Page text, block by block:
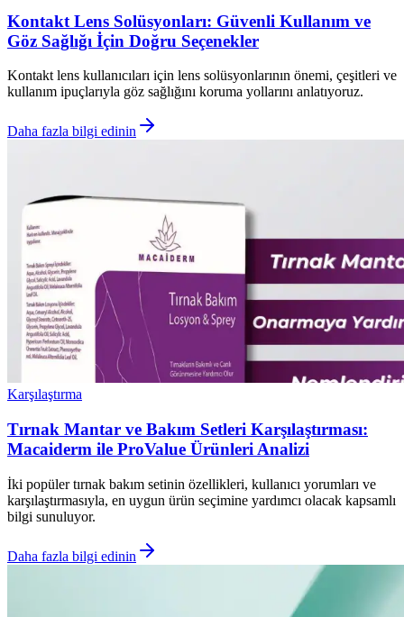
Kontakt Lens Solüsyonları: Güvenli Kullanım ve
Göz Sağlığı İçin Doğru Seçenekler
Kontakt lens kullanıcıları için lens solüsyonlarının önemi, çeşitleri ve
kullanım ipuçlarıyla göz sağlığını koruma yollarını anlatıyoruz.
Daha fazla bilgi edinin
Karşılaştırma
Tırnak Mantar ve Bakım Setleri Karşılaştırması:
Macaiderm ile ProValue Ürünleri Analizi
İki popüler tırnak bakım setinin özellikleri, kullanıcı yorumları ve
karşılaştırmasıyla, en uygun ürün seçimine yardımcı olacak kapsamlı
bilgi sunuluyor.
Daha fazla bilgi edinin